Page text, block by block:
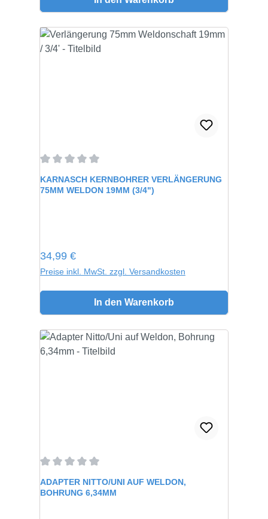
Durchschnittliche Bewertung von 0 von 5 Sternen
KARNASCH KERNBOHRER VERLÄNGERUNG
75MM WELDON 19MM (3/4")
Regulärer Preis:
34,99 €
Preise inkl. MwSt. zzgl. Versandkosten
In den Warenkorb
ADAPTER NITTO/UNI AUF WELDON,
BOHRUNG 6,34MM